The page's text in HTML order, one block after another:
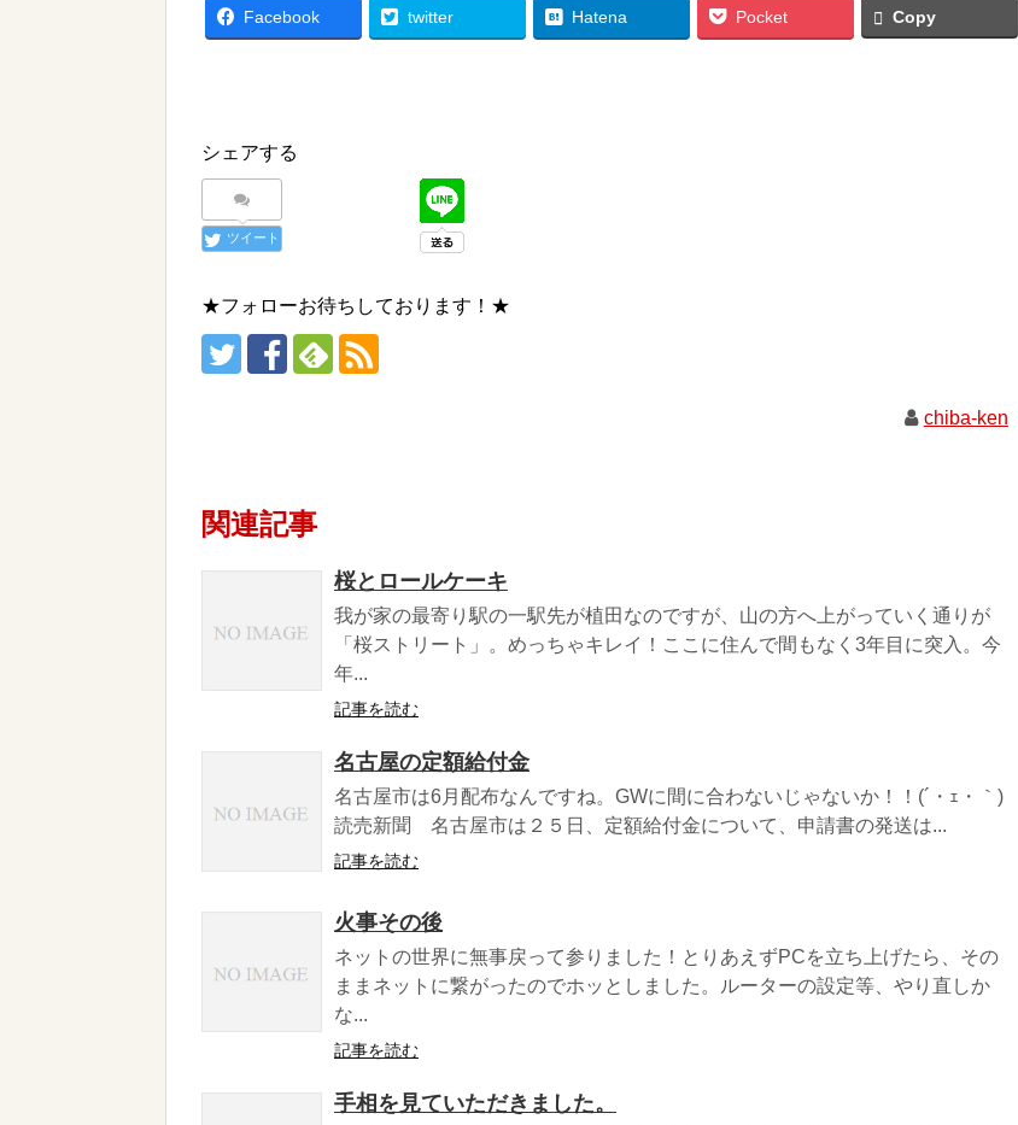
Facebook twitter Hatena Pocket Copy
シェアする
ツイート
★フォローお待ちしております！★
chiba-ken
関連記事
桜とロールケーキ
我が家の最寄り駅の一駅先が植田なのですが、山の方へ上がっていく通りが
「桜ストリート」。めっちゃキレイ！ここに住んで間もなく3年目に突入。今
年...
記事を読む
名古屋の定額給付金
名古屋市は6月配布なんですね。GWに間に合わないじゃないか！！(´・ｪ・｀)
読売新聞 名古屋市は２５日、定額給付金について、申請書の発送は...
記事を読む
火事その後
ネットの世界に無事戻って参りました！とりあえずPCを立ち上げたら、その
ままネットに繋がったのでホッとしました。ルーターの設定等、やり直しか
な...
記事を読む
手相を見ていただきました。